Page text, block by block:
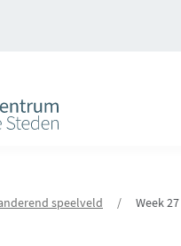
speelveld / Week